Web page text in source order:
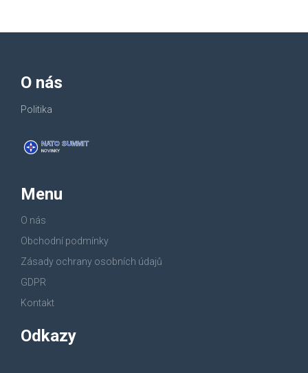
O nás
Politika
Menu
O nás
Obchodní podmínky
Zásady ochrany osobních údajů
GDPR
Kontakt
Odkazy